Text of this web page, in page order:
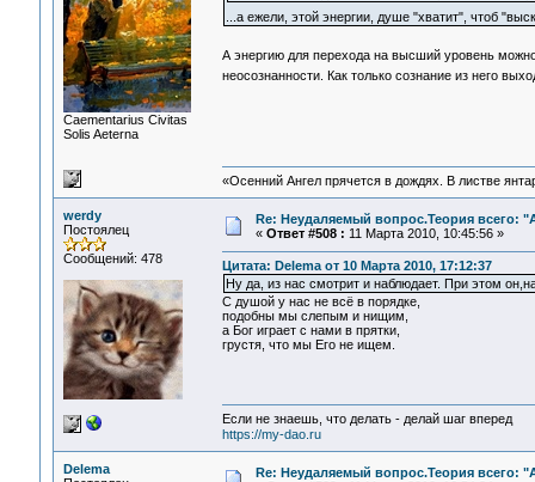
Сaementarius Civitas
Solis Aeterna
...а ежели, этой энергии, душе "хватит", чтоб
А энергию для перехода на высший уровень
неосознанности. Как только сознание из него
«Осенний Ангел прячется в дождях. В листве
werdy
Постоялец
Сообщений: 478
Re: Неудаляемый вопрос.Теория всего:
« Ответ #508 : 11 Марта 2010, 10:45:56 »
Цитата: Delema от 10 Марта 2010, 17:12:37
Ну да, из нас смотрит и наблюдает. При этом
С душой у нас не всё в порядке,
подобны мы слепым и нищим,
а Бог играет с нами в прятки,
грустя, что мы Его не ищем.
Если не знаешь, что делать - делай шаг вперед
https://my-dao.ru
Delema
Re: Неудаляемый вопрос.Теория всего: